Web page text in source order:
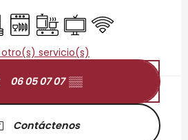
y ropa de cama
Lavavajillas
Placa de cocción
Televisión
Wifi
otro(s) servicio(s)
06 05 07 07 ▒▒
Contáctenos